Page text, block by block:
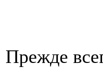
Прежде